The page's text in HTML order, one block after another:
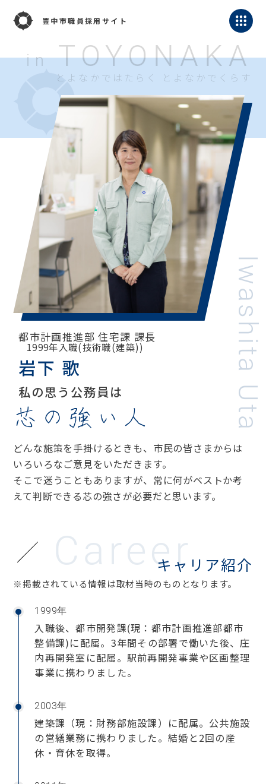
豊中市職員採用サイト
in TOYONAKA
とよなかではたらく とよなかでくらす
Iwashita Uta
都市計画推進部 住宅課 課長
1999年入職(技術職(建築))
岩下 歌
私の思う公務員は
芯の強い人
どんな施策を手掛けるときも、市民の皆さまからは
いろいろなご意見をいただきます。
そこで迷うこともありますが、常に何がベストか考
えて判断できる芯の強さが必要だと思います。
Careerキャリア紹介
※掲載されている情報は取材当時のものとなります。
1999年
入職後、都市開発課(現：都市計画推進部都市
整備課)に配属。3年間その部署で働いた後、庄
内再開発室に配属。駅前再開発事業や区画整理
事業に携わりました。
2003年
建築課（現：財務部施設課）に配属。公共施設
の営繕業務に携わりました。結婚と2回の産
休・育休を取得。